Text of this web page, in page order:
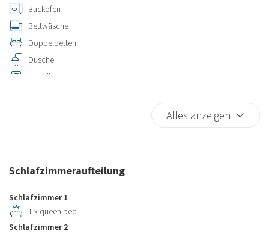
Backofen
Bettwäsche
Doppelbetten
Dusche
Einzelbett
Phon
Alles anzeigen
Schlafzimmeraufteilung
Schlafzimmer 1
1 x queen bed
Schlafzimmer 2